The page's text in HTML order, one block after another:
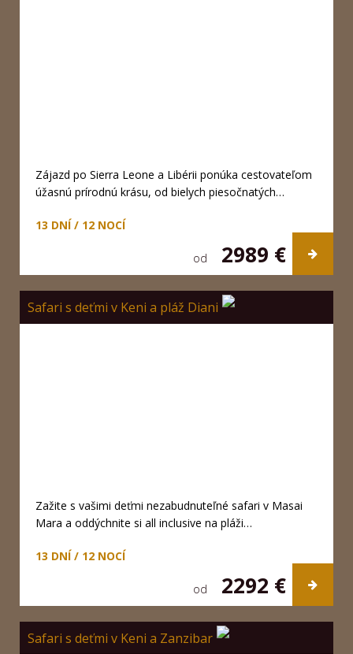
Zájazd po Sierra Leone a Libérii ponúka cestovateľom
úžasnú prírodnú krásu, od bielych piesočnatých…
13 DNÍ / 12 NOCÍ
od 2989 €
Safari s deťmi v Keni a pláž Diani
Zažite s vašimi deťmi nezabudnuteľné safari v Masai
Mara a oddýchnite si all inclusive na pláži…
13 DNÍ / 12 NOCÍ
od 2292 €
Safari s deťmi v Keni a Zanzibar